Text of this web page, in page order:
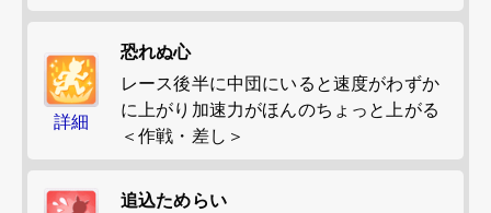
詳細
恐れぬ心
レース後半に中団にいると速度がわずか
に上がり加速力がほんのちょっと上がる
＜作戦・差し＞
追込ためらい